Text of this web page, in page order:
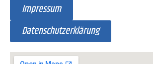
Impressum
Datenschutzerklärung